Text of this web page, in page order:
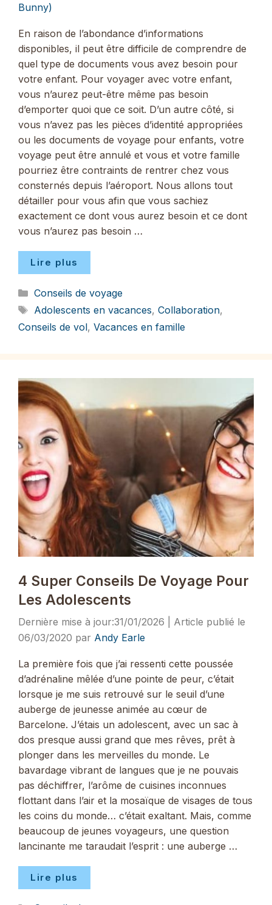
Bunny)
En raison de l’abondance d’informations
disponibles, il peut être difficile de comprendre de
quel type de documents vous avez besoin pour
votre enfant. Pour voyager avec votre enfant,
vous n’aurez peut-être même pas besoin
d’emporter quoi que ce soit. D’un autre côté, si
vous n’avez pas les pièces d’identité appropriées
ou les documents de voyage pour enfants, votre
voyage peut être annulé et vous et votre famille
pourriez être contraints de rentrer chez vous
consternés depuis l’aéroport. Nous allons tout
détailler pour vous afin que vous sachiez
exactement ce dont vous aurez besoin et ce dont
vous n’aurez pas besoin …
Lire plus
Catégories
Conseils de voyage
Étiquettes
Adolescents en vacances, Collaboration,
Conseils de vol, Vacances en famille
4 Super Conseils De Voyage Pour
Les Adolescents
31/01/2026
06/03/2020 par Andy Earle
La première fois que j’ai ressenti cette poussée
d’adrénaline mêlée d’une pointe de peur, c’était
lorsque je me suis retrouvé sur le seuil d’une
auberge de jeunesse animée au cœur de
Barcelone. J’étais un adolescent, avec un sac à
dos presque aussi grand que mes rêves, prêt à
plonger dans les merveilles du monde. Le
bavardage vibrant de langues que je ne pouvais
pas déchiffrer, l’arôme de cuisines inconnues
flottant dans l’air et la mosaïque de visages de tous
les coins du monde… c’était exaltant. Mais, comme
beaucoup de jeunes voyageurs, une question
lancinante me taraudait l’esprit : une auberge …
Lire plus